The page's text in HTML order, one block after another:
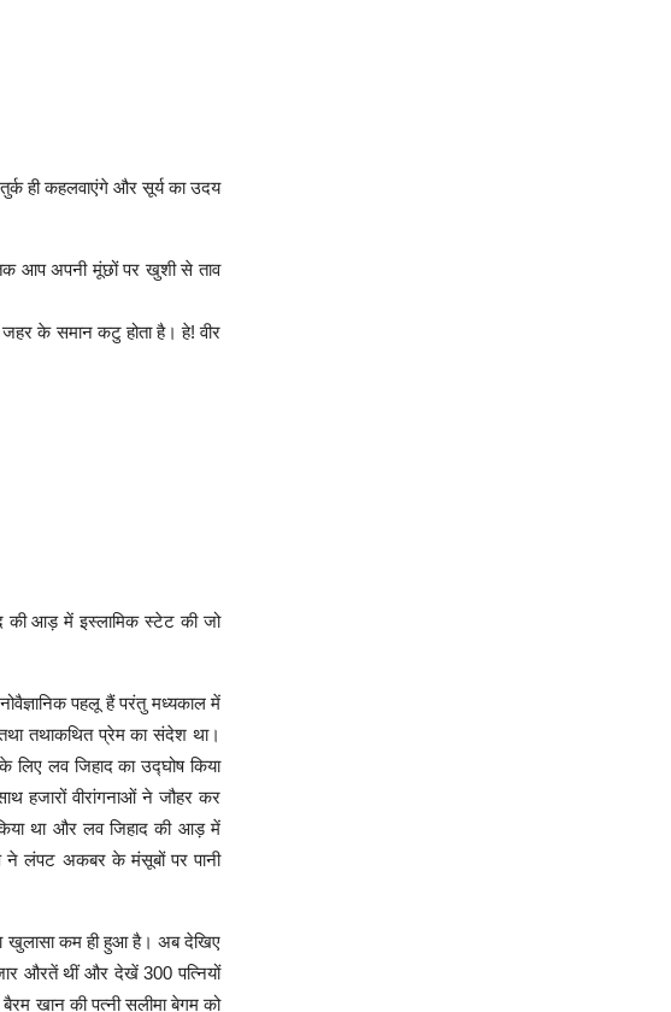
ही कहलवाएंगे और सूर्य का उदय
तक आप अपनी मूंछों पर खुशी से ताव
जहर के समान कटु होता है। हे! वीर
की आड़ में इस्लामिक स्टेट की जो
पहलू हैं परंतु मध्यकाल में
तथाकथित प्रेम का संदेश था।
लिए लव जिहाद का उद्घोष किया
हजारों वीरांगनाओं ने जौहर कर
था और लव जिहाद की आड़ में
ने लंपट अकबर के मंसूबों पर पानी
खुलासा कम ही हुआ है। अब देखिए
औरतें थीं और देखें 300 पत्नियों
खान की पत्नी सलीमा बेगम को